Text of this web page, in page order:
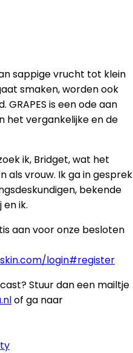
sappige vrucht tot klein
smaken, worden ook
is een ode aan
het vergankelijke en de
ik, Bridget, wat het
vrouw. Ik ga in gesprek
bekende
ik.
aan voor onze besloten
login#register
Stuur dan een mailtje
of ga naar